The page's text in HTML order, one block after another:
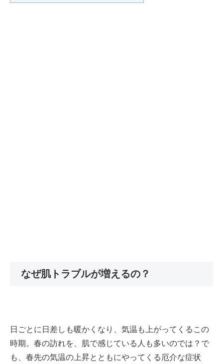
なぜ肌トラブルが増えるの？
日ごとに日差しも暖かくなり、気温も上がってくるこの
時期。春の訪れを、肌で感じている人も多いのでは？で
も、春先の気温の上昇とともにやってくる厄介な症状